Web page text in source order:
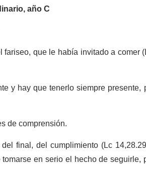
año C
que le había invitado a comer
y hay que tenerlo siempre presente,
de comprensión.
final, del cumplimiento (Lc
en serio el hecho de seguirle,